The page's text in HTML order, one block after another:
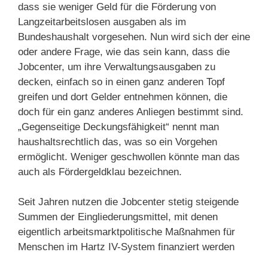
dass sie weniger Geld für die Förderung von
Langzeitarbeitslosen ausgaben als im
Bundeshaushalt vorgesehen. Nun wird sich der eine
oder andere Frage, wie das sein kann, dass die
Jobcenter, um ihre Verwaltungsausgaben zu
decken, einfach so in einen ganz anderen Topf
greifen und dort Gelder entnehmen können, die
doch für ein ganz anderes Anliegen bestimmt sind.
„Gegenseitige Deckungsfähigkeit“ nennt man
haushaltsrechtlich das, was so ein Vorgehen
ermöglicht. Weniger geschwollen könnte man das
auch als Fördergeldklau bezeichnen.
Seit Jahren nutzen die Jobcenter stetig steigende
Summen der Eingliederungsmittel, mit denen
eigentlich arbeitsmarktpolitische Maßnahmen für
Menschen im Hartz IV-System finanziert werden